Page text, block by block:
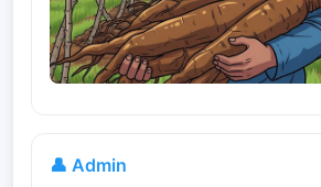
👤 Admin